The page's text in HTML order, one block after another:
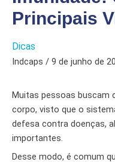
Principais
Dicas
Indcaps / 9 de junho de
Muitas pessoas buscam
corpo, visto que o
defesa contra doenças,
importantes.
Desse modo, é comum